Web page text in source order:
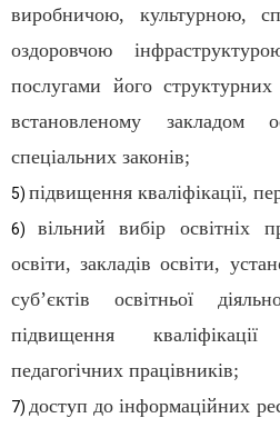
виробничою, культурною,
оздоровчою
послугами його структурних
встановленому закладом
спеціальних законів;
5) підвищення кваліфікації,
6) вільний вибір освітніх
освіти, закладів освіти,
суб’єктів освітньої
підвищення
педагогічних працівників;
7)доступ до інформаційних